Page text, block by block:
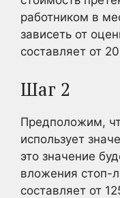
работником в
зависеть от
составляет от
Шаг 2
Предположим,
использует
это значение
вложения стоп-
составляет от